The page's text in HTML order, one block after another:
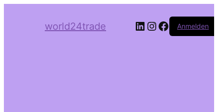
world24trade LinkedIn
Instagram
Facebook
Anmelden